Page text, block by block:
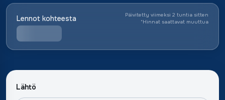
Lennot kohteesta
Päivitetty viimeksi 2 tuntia sitten
*Hinnat saattavat muuttua
Lähtö